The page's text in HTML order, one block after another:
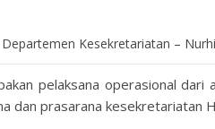
Kesekretariatan –
pelaksana operasional dari
dan prasarana kesekretariatan